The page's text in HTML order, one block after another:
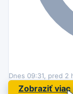
Dnes 09:31, pred 2
Zobraziť viac